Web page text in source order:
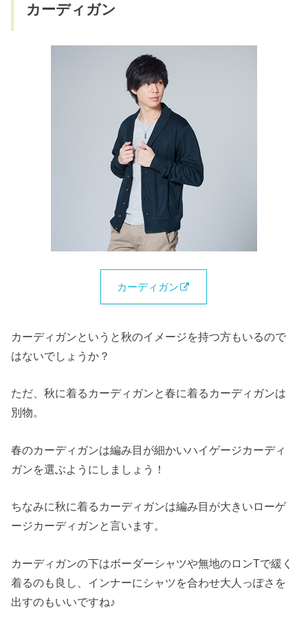
カーディガン
カーディガン
カーディガンというと秋のイメージを持つ方もいるので
はないでしょうか？
ただ、秋に着るカーディガンと春に着るカーディガンは
別物。
春のカーディガンは編み目が細かいハイゲージカーディ
ガンを選ぶようにしましょう！
ちなみに秋に着るカーディガンは編み目が大きいローゲ
ージカーディガンと言います。
カーディガンの下はボーダーシャツや無地のロンTで緩く
着るのも良し、インナーにシャツを合わせ大人っぽさを
出すのもいいですね♪